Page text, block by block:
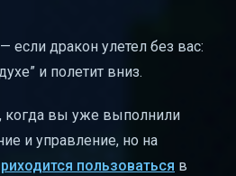
— если дракон улетел без вас:
и полетит вниз.
вы уже выполнили
и управление, но на
пользоваться в